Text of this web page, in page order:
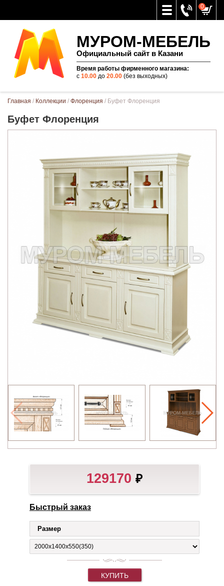
0
МУРОМ-МЕБЕЛЬ
Официальный сайт в Казани
Время работы фирменного магазина:
с 10.00до 20.00(без выходных)
Вы здесь
Главная / Коллекции / Флоренция / Буфет Флоренция
Буфет Флоренция
129170 ₽
Быстрый заказ
Размер
КУПИТЬ